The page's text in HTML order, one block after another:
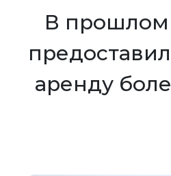
В прошлом
аренду